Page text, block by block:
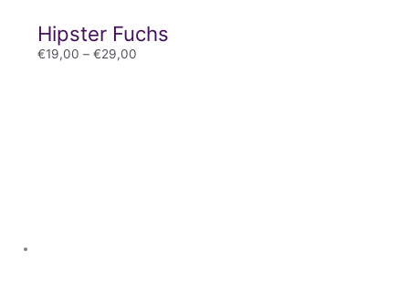
Hipster Fuchs
€19,00 –€29,00